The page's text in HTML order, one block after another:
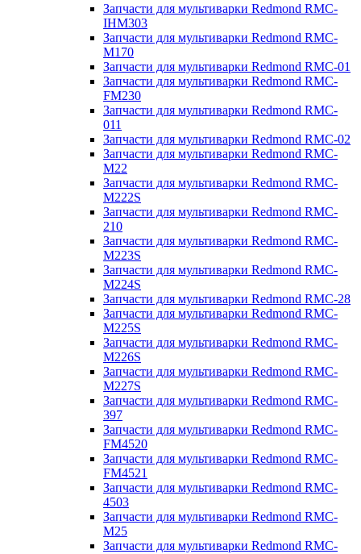
Запчасти для мультиварки Redmond RMC-
IHM303
Запчасти для мультиварки Redmond RMC-
M170
Запчасти для мультиварки Redmond RMC-01
Запчасти для мультиварки Redmond RMC-
FM230
Запчасти для мультиварки Redmond RMC-
011
Запчасти для мультиварки Redmond RMC-02
Запчасти для мультиварки Redmond RMC-
M22
Запчасти для мультиварки Redmond RMC-
M222S
Запчасти для мультиварки Redmond RMC-
210
Запчасти для мультиварки Redmond RMC-
M223S
Запчасти для мультиварки Redmond RMC-
M224S
Запчасти для мультиварки Redmond RMC-28
Запчасти для мультиварки Redmond RMC-
M225S
Запчасти для мультиварки Redmond RMC-
M226S
Запчасти для мультиварки Redmond RMC-
M227S
Запчасти для мультиварки Redmond RMC-
397
Запчасти для мультиварки Redmond RMC-
FM4520
Запчасти для мультиварки Redmond RMC-
FM4521
Запчасти для мультиварки Redmond RMC-
4503
Запчасти для мультиварки Redmond RMC-
M25
Запчасти для мультиварки Redmond RMC-